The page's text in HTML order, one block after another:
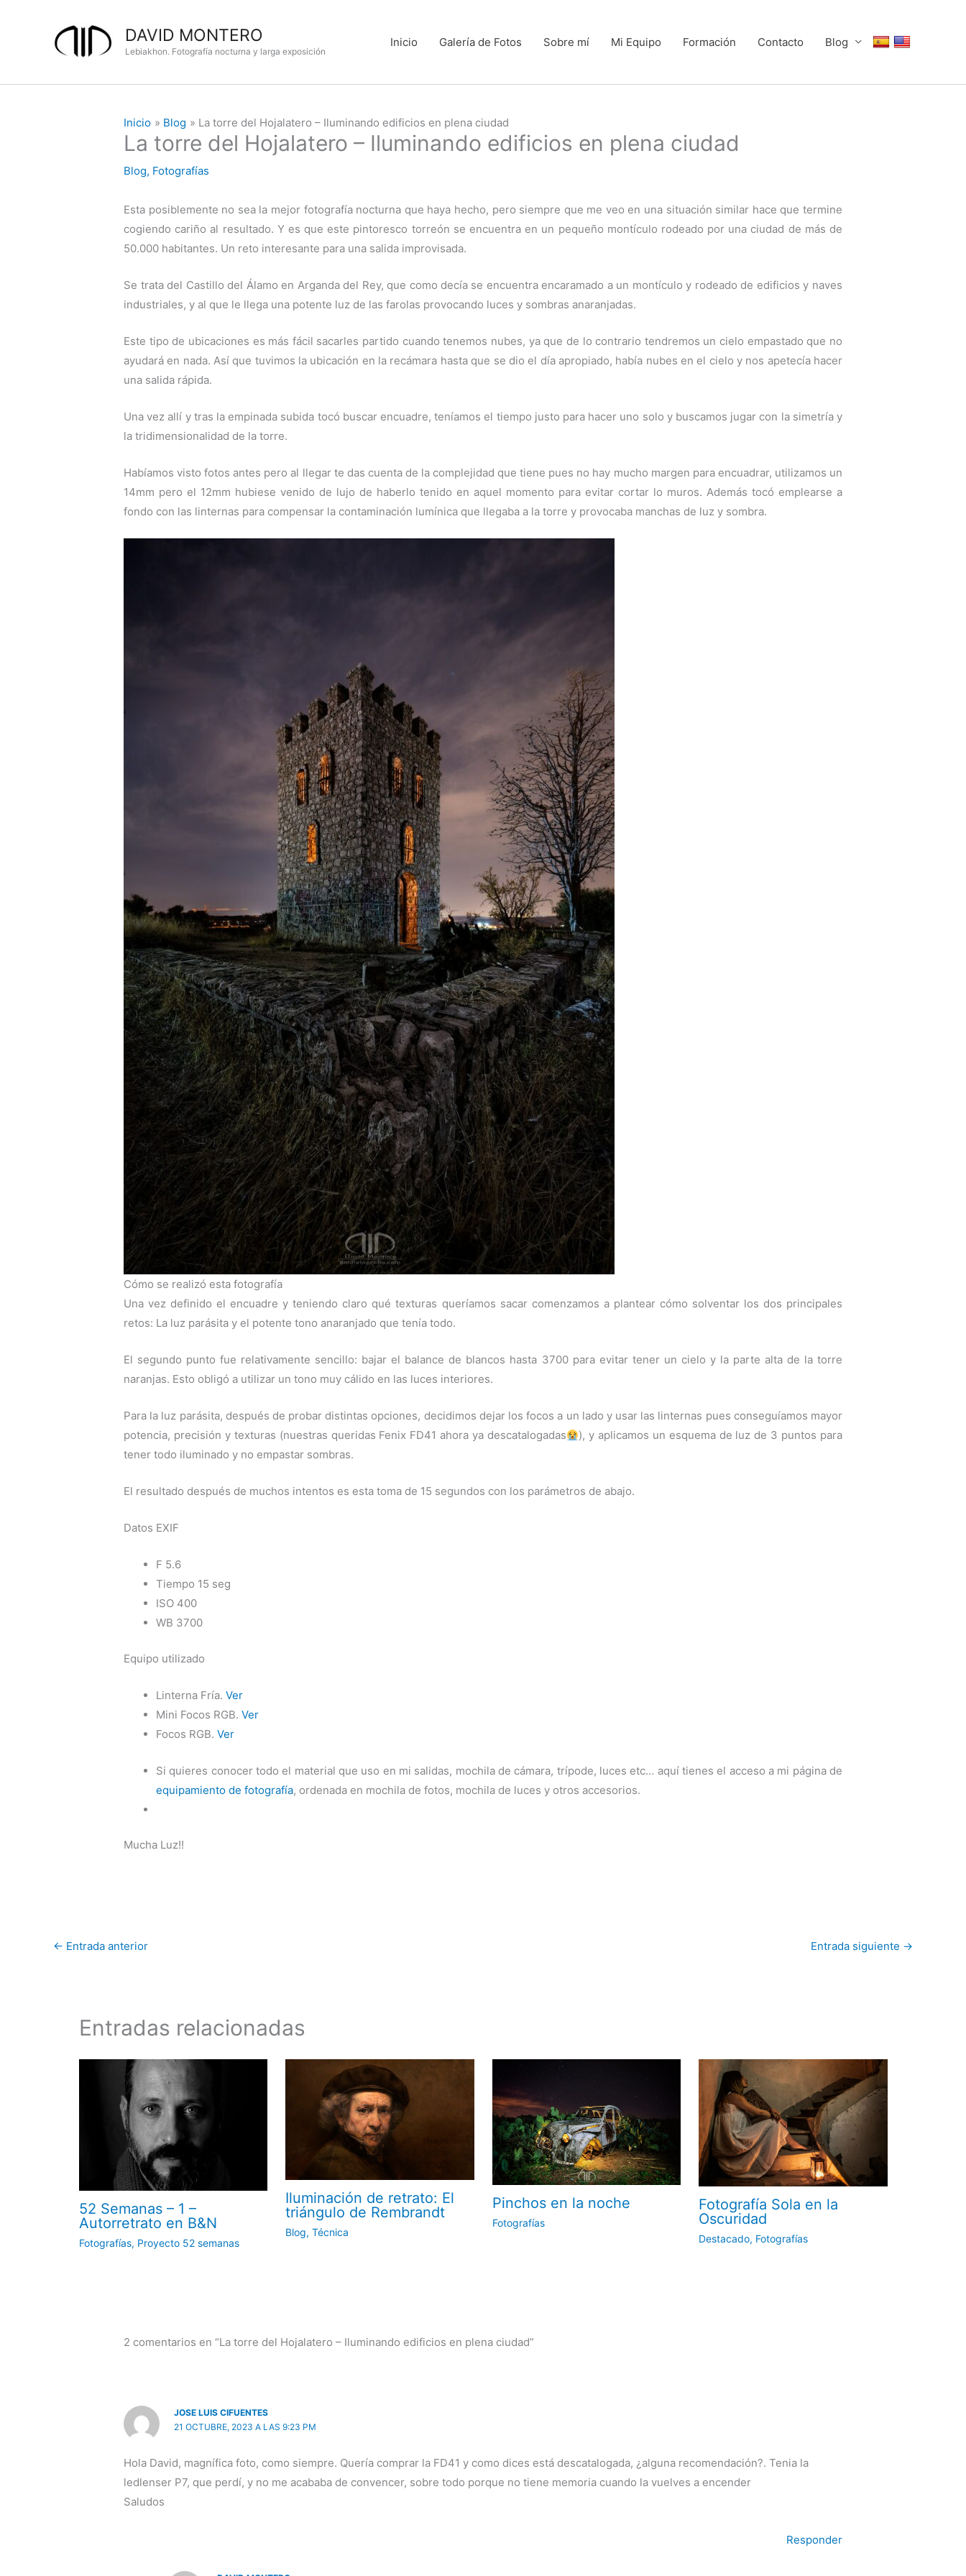
DAVID MONTERO
Lebiakhon. Fotografía nocturna y larga exposición
Inicio Galería de Fotos Sobre mí Mi Equipo Formación Contacto Blog
Inicio Blog La torre del Hojalatero – Iluminando edificios en plena ciudad
La torre del Hojalatero – Iluminando edificios en plena ciudad
Blog, Fotografías
Esta posiblemente no sea la mejor fotografía nocturna que haya hecho, pero siempre que me veo en una situación similar hace que termine
cogiendo cariño al resultado. Y es que este pintoresco torreón se encuentra en un pequeño montículo rodeado por una ciudad de más de
50.000 habitantes. Un reto interesante para una salida improvisada.
Se trata del Castillo del Álamo en Arganda del Rey, que como decía se encuentra encaramado a un montículo y rodeado de edificios y naves
industriales, y al que le llega una potente luz de las farolas provocando luces y sombras anaranjadas.
Este tipo de ubicaciones es más fácil sacarles partido cuando tenemos nubes, ya que de lo contrario tendremos un cielo empastado que no
ayudará en nada. Así que tuvimos la ubicación en la recámara hasta que se dio el día apropiado, había nubes en el cielo y nos apetecía hacer
una salida rápida.
Una vez allí y tras la empinada subida tocó buscar encuadre, teníamos el tiempo justo para hacer uno solo y buscamos jugar con la simetría y
la tridimensionalidad de la torre.
Habíamos visto fotos antes pero al llegar te das cuenta de la complejidad que tiene pues no hay mucho margen para encuadrar, utilizamos un
14mm pero el 12mm hubiese venido de lujo de haberlo tenido en aquel momento para evitar cortar lo muros. Además tocó emplearse a
fondo con las linternas para compensar la contaminación lumínica que llegaba a la torre y provocaba manchas de luz y sombra.
Cómo se realizó esta fotografía
Una vez definido el encuadre y teniendo claro qué texturas queríamos sacar comenzamos a plantear cómo solventar los dos principales
retos: La luz parásita y el potente tono anaranjado que tenía todo.
El segundo punto fue relativamente sencillo: bajar el balance de blancos hasta 3700 para evitar tener un cielo y la parte alta de la torre
naranjas. Esto obligó a utilizar un tono muy cálido en las luces interiores.
Para la luz parásita, después de probar distintas opciones, decidimos dejar los focos a un lado y usar las linternas pues conseguíamos mayor
potencia, precisión y texturas (nuestras queridas Fenix FD41 ahora ya descatalogadas
), y aplicamos un esquema de luz de 3 puntos para
tener todo iluminado y no empastar sombras.
El resultado después de muchos intentos es esta toma de 15 segundos con los parámetros de abajo.
Datos EXIF
F 5.6
Tiempo 15 seg
ISO 400
WB 3700
Equipo utilizado
Linterna Fría.Ver
Mini Focos RGB.Ver
Focos RGB.Ver
Si quieres conocer todo el material que uso en mi salidas, mochila de cámara, trípode, luces etc… aquí tienes el acceso a mi página de
equipamiento de fotografía, ordenada en mochila de fotos, mochila de luces y otros accesorios.
Mucha Luz!!
← Entrada anterior Entrada siguiente →
Entradas relacionadas
52 Semanas – 1 –
Autorretrato en B&N
Fotografías, Proyecto 52 semanas
Iluminación de retrato: El
triángulo de Rembrandt
Blog, Técnica
Pinchos en la noche
Fotografías
Fotografía Sola en la
Oscuridad
Destacado, Fotografías
2 comentarios en “La torre del Hojalatero – Iluminando edificios en plena ciudad”
JOSE LUIS CIFUENTES
21 OCTUBRE, 2023 A LAS 9:23 PM
Hola David, magnífica foto, como siempre. Quería comprar la FD41 y como dices está descatalogada, ¿alguna recomendación?. Tenia la
ledlenser P7, que perdí, y no me acababa de convencer, sobre todo porque no tiene memoria cuando la vuelves a encender
Saludos
Responder